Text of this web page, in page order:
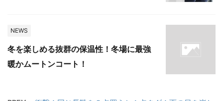
NEWS
冬を楽しめる抜群の保温性！冬場に最強
暖かムートンコート！